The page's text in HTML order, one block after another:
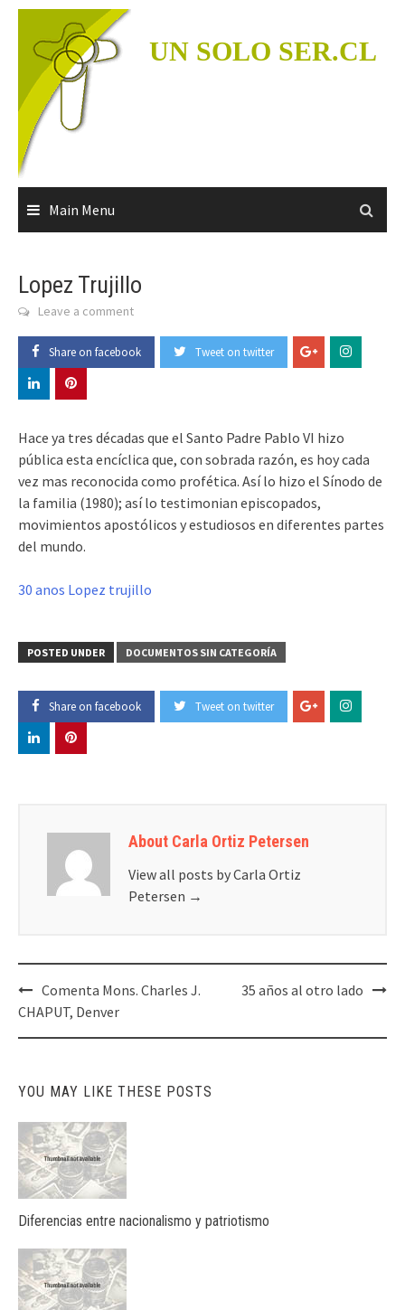
Skip
content
UN SOLO SER.CL
Main Menu
Lopez Trujillo
Leave a comment
Share on facebook Tweet on twitter
Hace ya tres décadas que el Santo Padre Pablo VI hizo
pública esta encíclica que, con sobrada razón, es hoy cada
vez mas reconocida como profética. Así lo hizo el Sínodo de
la familia (1980); así lo testimonian episcopados,
movimientos apostólicos y estudiosos en diferentes partes
del mundo.
30 anos Lopez trujillo
POSTED UNDER DOCUMENTOS SIN CATEGORÍA
Share on facebook Tweet on twitter
About Carla Ortiz Petersen
View all posts by Carla Ortiz
Petersen →
Post
navigation
Comenta Mons. Charles J.
CHAPUT, Denver
35 años al otro lado
YOU MAY LIKE THESE POSTS
Diferencias entre nacionalismo y patriotismo